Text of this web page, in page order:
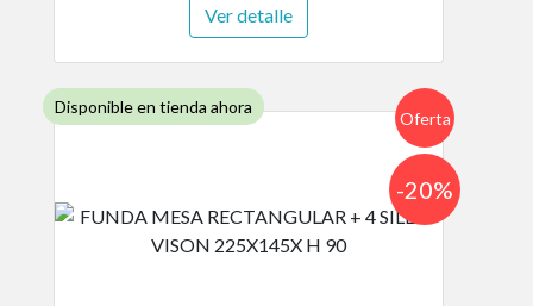
Ver detalle
Disponible en tienda ahora
Oferta
-20%